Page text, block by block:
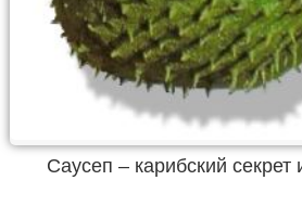
Саусеп – карибский секрет